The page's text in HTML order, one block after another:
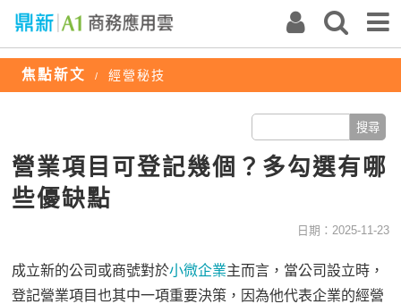
焦點新文 / 經營秘技
營業項目可登記幾個？多勾選有哪
些優缺點
日期：2025-11-23
成立新的公司或商號對於小微企業主而言， 當公司設立時 ，
登記營業項目也其中一項重要決策 ，因為他代表企業的經營